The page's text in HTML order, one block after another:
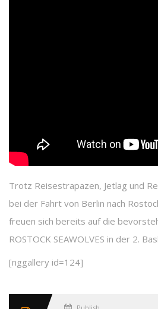
Trotz Reisestrapazen, Jetlag und
bei der Fahrt von Berlin nach
freuen sich bereits auf die
ROSTOCK SEAWOLVES in der 2.
[nggallery id=124]